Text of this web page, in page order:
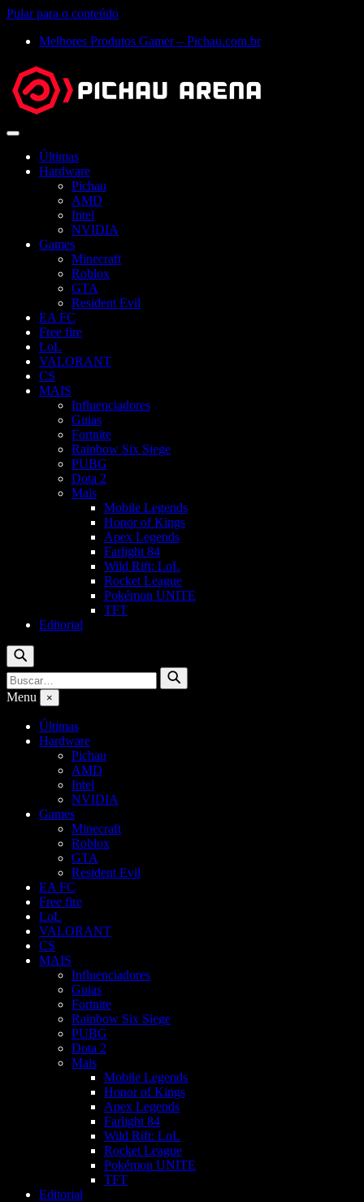
Pular para o conteúdo
Melhores Produtos Gamer – Pichau.com.br
Abrir
Últimas
Hardware
Pichau
AMD
Intel
NVIDIA
Games
Minecraft
Roblox
GTA
Resident Evil
EA FC
Free fire
LoL
VALORANT
CS
MAIS
Influenciadores
Guias
Fortnite
Rainbow Six Siege
PUBG
Dota 2
Mais
Mobile Legends
Honor of Kings
Apex Legends
Farlight 84
Wild Rift: LoL
Rocket League
Pokémon UNITE
TFT
Editorial
Buscar
Buscar
por:
Buscar
Menu ×
Últimas
Hardware
Pichau
AMD
Intel
NVIDIA
Games
Minecraft
Roblox
GTA
Resident Evil
EA FC
Free fire
LoL
VALORANT
CS
MAIS
Influenciadores
Guias
Fortnite
Rainbow Six Siege
PUBG
Dota 2
Mais
Mobile Legends
Honor of Kings
Apex Legends
Farlight 84
Wild Rift: LoL
Rocket League
Pokémon UNITE
TFT
Editorial